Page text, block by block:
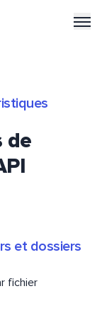
de
et dossiers
fichier